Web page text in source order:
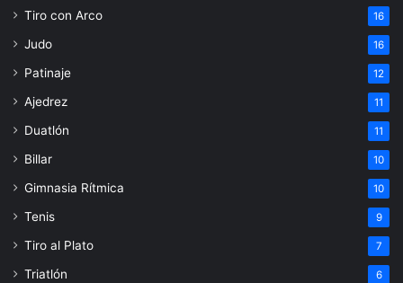
Tiro con Arco 16
Judo 16
Patinaje 12
Ajedrez 11
Duatlón 11
Billar 10
Gimnasia Rítmica 10
Tenis 9
Tiro al Plato 7
Triatlón 6